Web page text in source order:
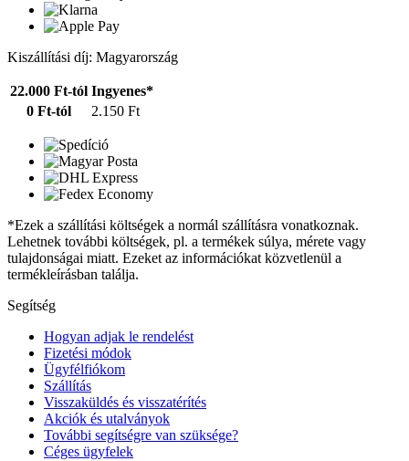
Kiszállítási díj: Magyarország
22.000 Ft-tól Ingyenes*
0 Ft-tól
2.150 Ft
*Ezek a szállítási költségek a normál szállításra vonatkoznak.
Lehetnek további költségek, pl. a termékek súlya, mérete vagy
tulajdonságai miatt. Ezeket az információkat közvetlenül a
termékleírásban találja.
Segítség
Hogyan adjak le rendelést
Fizetési módok
Ügyfélfiókom
Szállítás
Visszaküldés és visszatérítés
Akciók és utalványok
További segítségre van szüksége?
Céges ügyfelek